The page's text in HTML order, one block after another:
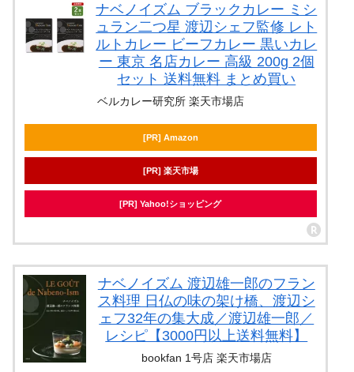
ナベノイズム ブラックカレー ミシ
ュラン二つ星 渡辺シェフ監修 レト
ルトカレー ビーフカレー 黒いカレ
ー 東京 名店カレー 高級 200g 2個
セット 送料無料 まとめ買い
ベルカレー研究所 楽天市場店
[PR] Amazon
[PR] 楽天市場
[PR] Yahoo!ショッピング
ナベノイズム 渡辺雄一郎のフラン
ス料理 日仏の味の架け橋、渡辺シ
ェフ32年の集大成／渡辺雄一郎／
レシピ【3000円以上送料無料】
bookfan 1号店 楽天市場店